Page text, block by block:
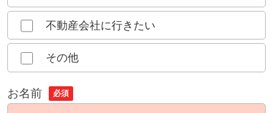
不動産会社に行きたい
その他
お名前 必須